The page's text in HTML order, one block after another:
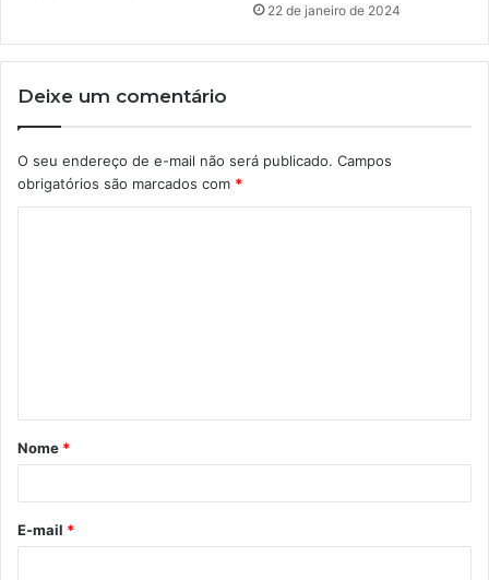
22 de janeiro de 2024
Deixe um comentário
O seu endereço de e-mail não será publicado. Campos
obrigatórios são marcados com *
á
r
*
Nome *
E-mail *